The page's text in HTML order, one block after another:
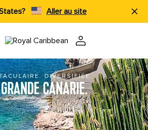
Aller au site
DIVERSIFIÉE.
CANARIE.